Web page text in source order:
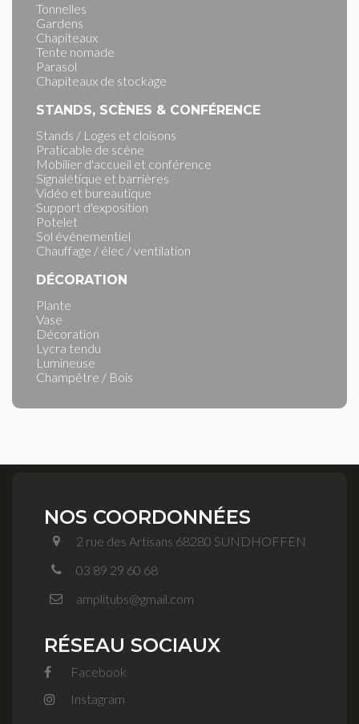
Tonnelles
Gardens
Chapiteaux
Tente nomade
Parasol
Chapiteaux de stockage
STANDS, SCÈNES & CONFÉRENCE
Stands / Loges et cloisons
Praticable de scène
Mobilier d'accueil et conférence
Signalétique et barrières
Vidéo et bureautique
Support d'exposition
Potelet
Sol événementiel
Chauffage / élec / ventilation
DÉCORATION
Plante
Vase
Décoration
Lycra tendu
Lumineuse
Champêtre / Bois
NOS COORDONNÉES
2 rue des Artisans 68280 SUNDHOFFEN
03 89 29 60 68
amplitubs@gmail.com
RÉSEAU SOCIAUX
Facebook
Instagram